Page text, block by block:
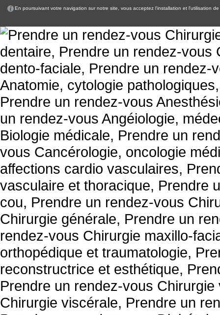
En poursuivant votre navigation sur notre site, vous acceptez l'installation et l'utilisation